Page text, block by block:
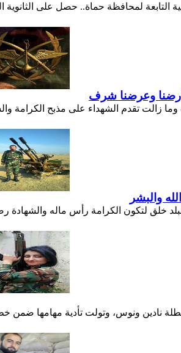
وعرضنا شرف
تقدم الشهداء على مذبح الكرامة
والبشر
خلق لتكون الكرامة رأس ماله والشهادة
نادين ونوس، وتولت تأدية مهامها